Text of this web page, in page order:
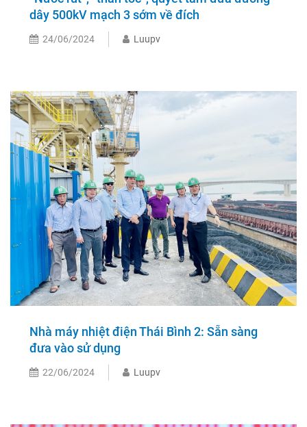
dây 500kV mạch 3 sớm về đích
24/06/2024 Luupv
Nhà máy nhiệt điện Thái Bình 2: Sẵn sàng
đưa vào sử dụng
22/06/2024 Luupv